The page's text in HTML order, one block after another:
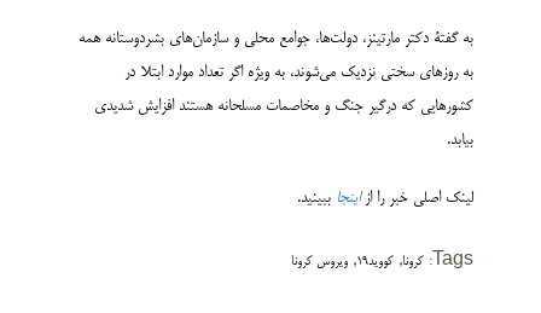
به گفتۀ دکتر مارتینز، دولت‌ها، جوامع محلی و سازمان‌های بشردوستانه همه
به روزهای سختی نزدیک می‌شوند، به ویژه اگر تعداد موارد ابتلا در
کشورهایی که درگیر جنگ و مخاصمات مسلحانه هستند افزایش شدیدی
بیابد.
لینک اصلی خبر را ازاینجا ببینید.
Tags: کرونا, کووید19 , ویروس کرونا